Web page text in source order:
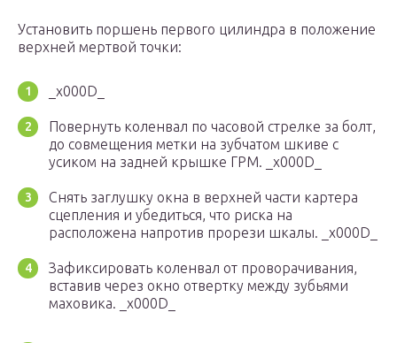
Установить поршень первого цилиндра в положение
верхней мертвой точки:
_x000D_
Повернуть коленвал по часовой стрелке за болт,
до совмещения метки на зубчатом шкиве с
усиком на задней крышке ГРМ. _x000D_
Снять заглушку окна в верхней части кар­тера
сцепления и убедиться, что риска на
расположена напротив про­рези шкалы. _x000D_
Зафиксировать коленвал от проворачивания,
вставив через окно отверт­ку между зубьями
маховика. _x000D_